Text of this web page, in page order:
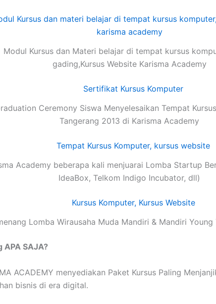
Modul Kursus dan Materi belajar di tempat kursus
gading,Kursus Website Karisma Academy
Ceremony Siswa Menyelesaikan Tempat
Tangerang 2013 di Karisma Academy
Academy beberapa kali menjuarai Lomba Startup
IdeaBox, Telkom Indigo Incubator, dll)
Lomba Wirausaha Muda Mandiri & Mandiri Young
SAJA?
ACADEMY menyediakan Paket Kursus Paling
bisnis di era digital.